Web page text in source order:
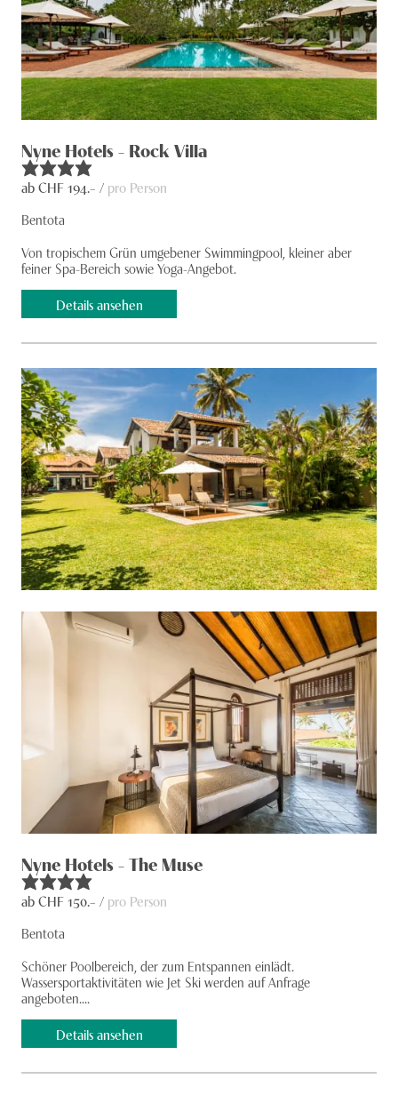
Nyne Hotels - Rock Villa
ab CHF194.– / pro Person
Bentota
Von tropischem Grün umgebener Swimmingpool, kleiner aber
feiner Spa-Bereich sowie Yoga-Angebot.
Details ansehen
Nyne Hotels - The Muse
ab CHF150.– / pro Person
Bentota
Schöner Pool­bereich, der zum Entspannen einlädt.
Wassersportaktivitäten wie Jet Ski werden auf Anfrage
angeboten....
Details ansehen